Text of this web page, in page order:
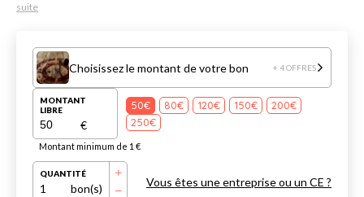
suite
Choisissez le montant de votre bon + 4 OFFRES
MONTANT
LIBRE
€
50€ 80€ 120€ 150€
200€
250€
Montant minimum de 1 €
QUANTITÉ
1 bon(s) Vous êtes une entreprise ou un CE ?